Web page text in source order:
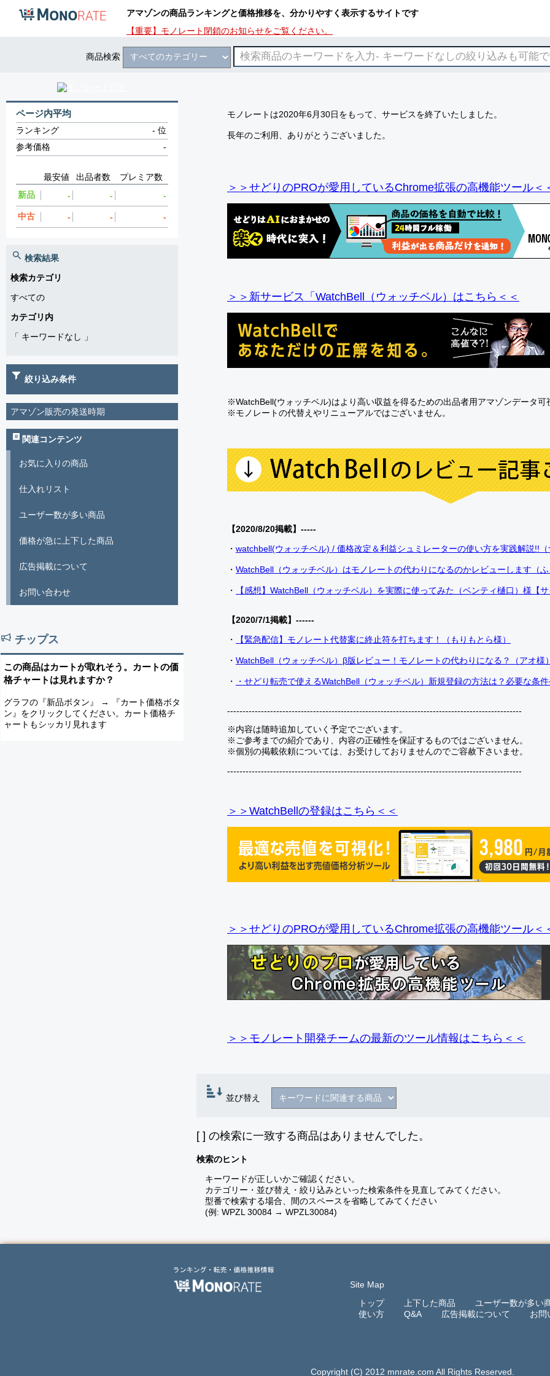
アマゾンの商品ランキングと価格推移を、分かりやすく表示するサイトです
【重要】モノレート閉鎖のお知らせをご覧ください。
商品検索
モノレートは2020年6月30日をもって、サービスを終了いたしました。
長年のご利用、ありがとうございました。
＞＞せどりのPROが愛用しているChrome拡張の高機能ツール＜
＞＞新サービス「WatchBell（ウォッチベル）はこちら＜＜
※WatchBell(ウォッチベル)はより高い収益を得るための出品者用アマゾンデータ可
※モノレートの代替えやリニューアルではございません。
【2020/8/20掲載】-----
・ watchbell(ウォッチベル) / 価格改定＆利益シュミレーターの使い方を実践解説!!
・ WatchBell（ウォッチベル）はモノレートの代わりになるのかレビューします（
・ 【感想】WatchBell（ウォッチベル）を実際に使ってみた（ベンティ樋口）様【
【2020/7/1掲載】------
・
【緊急配信】モノレート代替案に終止符を打ちます！（もりもとら様）
・ WatchBell（ウォッチベル）β版レビュー！モノレートの代わりになる？（アオ様
・ ・せどり転売で使えるWatchBell（ウォッチベル）新規登録の方法は？必要な条
------------------------------------------------------------------------------------------------
※内容は随時追加していく予定でございます。
※ご参考までの紹介であり、内容の正確性を保証するものではございません。
※個別の掲載依頼については、お受けしておりませんのでご容赦下さいませ。
------------------------------------------------------------------------------------------------
＞＞WatchBellの登録はこちら＜＜
＞＞せどりのPROが愛用しているChrome拡張の高機能ツール＜
＞＞モノレート開発チームの最新のツール情報はこちら＜＜
並び替え
[ ] の検索に一致する商品はありませんでした。
検索のヒント
キーワードが正しいかご確認ください。
カテゴリー・並び替え・絞り込みといった検索条件を見直してみてください。
型番で検索する場合、間のスペースを省略してみてください
(例: WPZL 30084 → WPZL30084)
ページ内平均
ランキング -位
参考価格
-
最安値 出品者数
プレミア数
新品
- - -
中古 - - -
検索結果
検索カテゴリ
すべての
カテゴリ内
「 キーワードなし 」
絞り込み条件
アマゾン販売の発送時期
関連コンテンツ
お気に入りの商品
仕入れリスト
ユーザー数が多い商品
価格が急に上下した商品
広告掲載について
お問い合わせ
チップス
この商品はカートが取れそう。カートの価
格チャートは見れますか？
グラフの『新品ボタン』 → 『カート価格ボタ
ン』をクリックしてください。カート価格チ
ャートもシッカリ見れます
Site Map
トップ
上下した商品
ユーザー数が多い
使い方
Q&A 広告掲載について お問
Copyright (C) 2012 mnrate.com All Rights Reserved.